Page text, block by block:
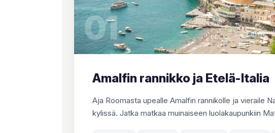
01
Amalfin rannikko ja Etelä-Italia
Aja Roomasta upealle Amalfin rannikolle ja vieraile
kylissä. Jatka matkaa muinaiseen luolakaupunkiin